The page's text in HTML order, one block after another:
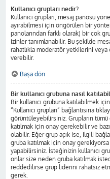
Kullanıcı grupları nedir?
Kullanıcı grupları, mesaj panosu
ayırabilmesi için öngörülen bir
panolarından farklı olarak) bir çok
izinler tanımlanabilir. Bu şekilde
rahatlıkla moderatör yetkilerini
verebilir.
Başa dön
Bir kullanıcı grubuna nasıl
Bir kullanıcı grubuna katılabilmek
“Kullanıcı grupları” bağlantısına
görüntüleyebilirsiniz. Grupların tümü
katılmak için onay gerekebilir ve
olabilir. Eğer grup açık ise, ilgili
gruba katılmak için onay
yapabilirsiniz. İsteğinizin kullanıcı
onlar size neden gruba katılmak
reddedilirse grup liderini rahatsız
gerek.